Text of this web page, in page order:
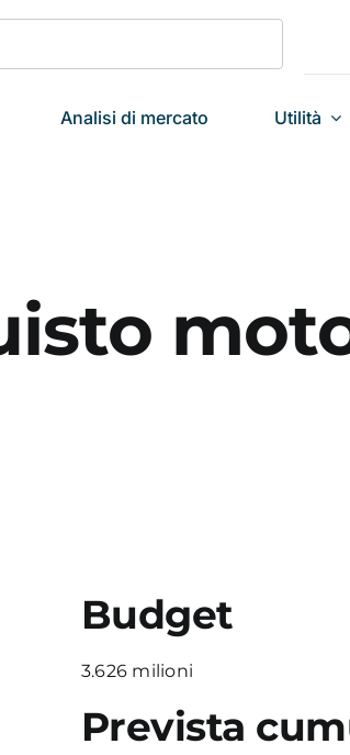
Analisi di mercato Utilità
Budget
3.626 milioni
Prevista